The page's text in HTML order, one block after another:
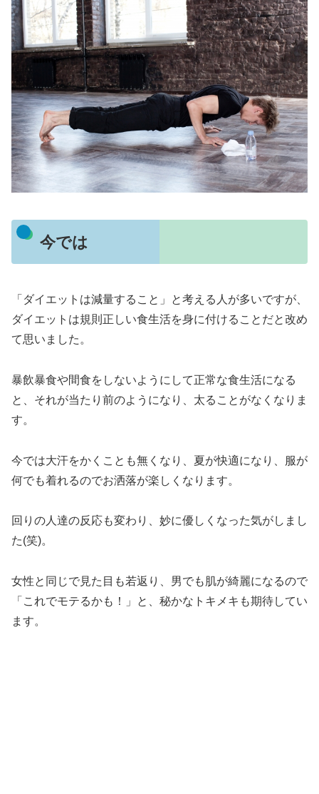
今では
「ダイエットは減量すること」と考える人が多いですが、
ダイエットは規則正しい食生活を身に付けることだと改め
て思いました。
暴飲暴食や間食をしないようにして正常な食生活になる
と、それが当たり前のようになり、太ることがなくなりま
す。
今では大汗をかくことも無くなり、夏が快適になり、服が
何でも着れるのでお洒落が楽しくなります。
回りの人達の反応も変わり、妙に優しくなった気がしまし
た(笑)。
女性と同じで見た目も若返り、男でも肌が綺麗になるので
「これでモテるかも！」と、秘かなトキメキも期待してい
ます。